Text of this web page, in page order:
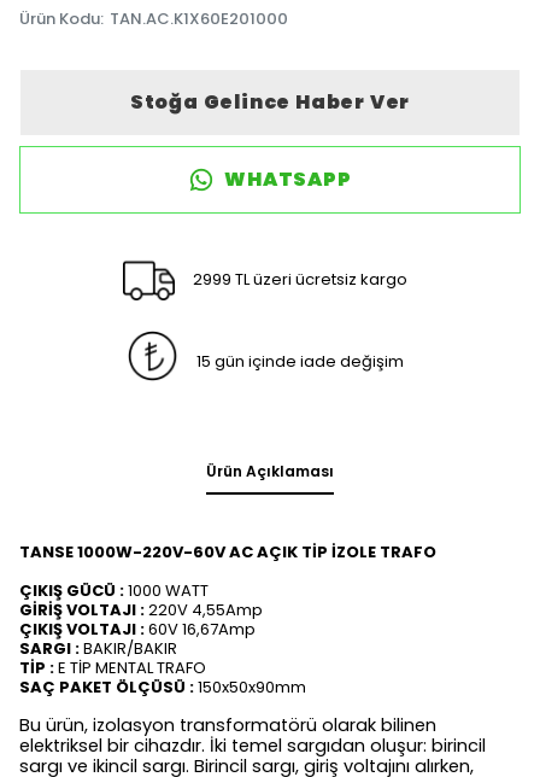
Ürün Kodu: TAN.AC.K1X60E201000
Stoğa Gelince Haber Ver
WHATSAPP
2999 TL üzeri ücretsiz kargo
15 gün içinde iade değişim
Ürün Açıklaması
TANSE 1000W-220V-60V AC AÇIK TİP İZOLE TRAFO
ÇIKIŞ GÜCÜ :1000 WATT
GİRİŞ VOLTAJI :220V 4,55Amp
ÇIKIŞ VOLTAJI :60V 16,67Amp
SARGI :BAKIR/BAKIR
TİP :E TİP MENTAL TRAFO
SAÇ PAKET ÖLÇÜSÜ :150x50x90mm
Bu ürün, izolasyon transformatörü olarak bilinen
elektriksel bir cihazdır. İki temel sargıdan oluşur: birincil
sargı ve ikincil sargı. Birincil sargı, giriş voltajını alırken,